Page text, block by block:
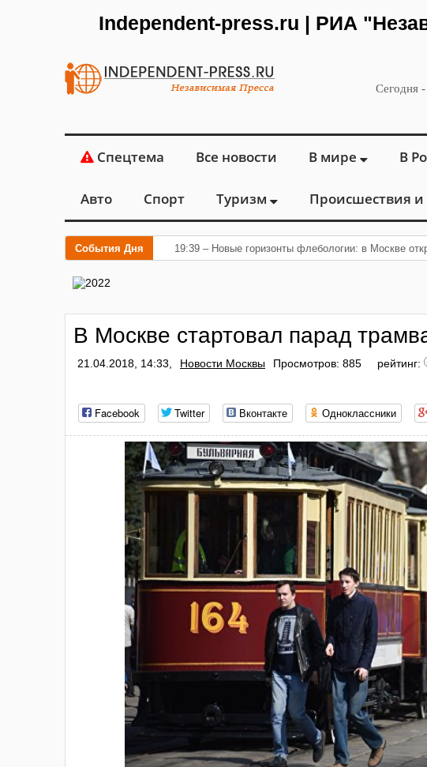
Independent-press.ru | РИА
Сегодня -
Спецтема Все новости В мире В
Авто Спорт Туризм Происшествия
События Дня 19:39 – Новые горизонты флебологии: в Москве
В Москве стартовал парад
21.04.2018, 14:33, Новости Москвы Просмотров: 885 рейтинг:
Facebook Twitter Вконтакте Одноклассники